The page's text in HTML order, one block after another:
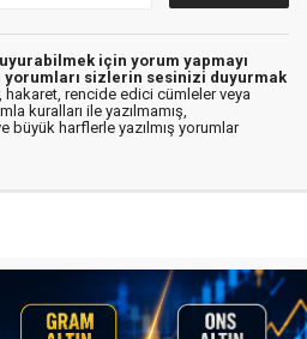
için yorum yapmayı
yorumları sizlerin sesinizi duyurmak
hakaret, rencide edici cümleler veya
kuralları ile yazılmamış,
büyük harflerle yazılmış yorumlar